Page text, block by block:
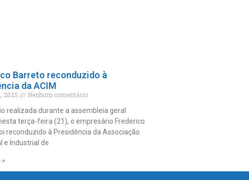
Barreto reconduzido à
da ACIM
2025
Nenhum comentário
realizada durante a assembleia geral
terça-feira (21), o empresário Frederico
reconduzido à Presidência da Associação
e Industrial de
»